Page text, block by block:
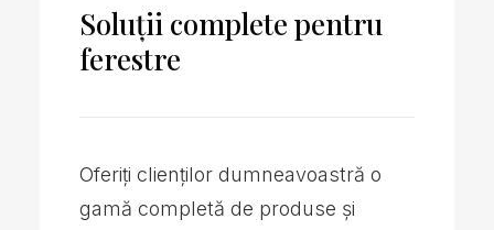
Soluții complete pentru
ferestre
Oferiți clienților dumneavoastră o
gamă completă de produse și